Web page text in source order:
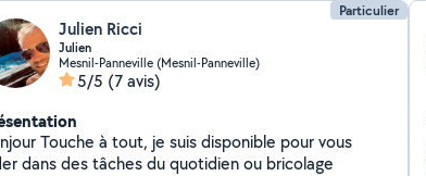
Particulier
Julien Ricci
Julien
Mesnil-Panneville (Mesnil-Panneville)
5/5 (7 avis)
je suis disponible pour vous
dans des tâches du quotidien ou bricolage